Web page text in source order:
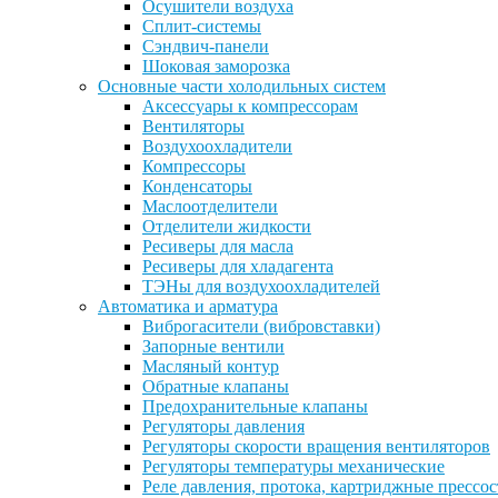
Осушители воздуха
Сплит-системы
Сэндвич-панели
Шоковая заморозка
Основные части холодильных систем
Аксессуары к компрессорам
Вентиляторы
Воздухоохладители
Компрессоры
Конденсаторы
Маслоотделители
Отделители жидкости
Ресиверы для масла
Ресиверы для хладагента
ТЭНы для воздухоохладителей
Автоматика и арматура
Виброгасители (вибровставки)
Запорные вентили
Масляный контур
Обратные клапаны
Предохранительные клапаны
Регуляторы давления
Регуляторы скорости вращения вентиляторов
Регуляторы температуры механические
Реле давления, протока, картриджные